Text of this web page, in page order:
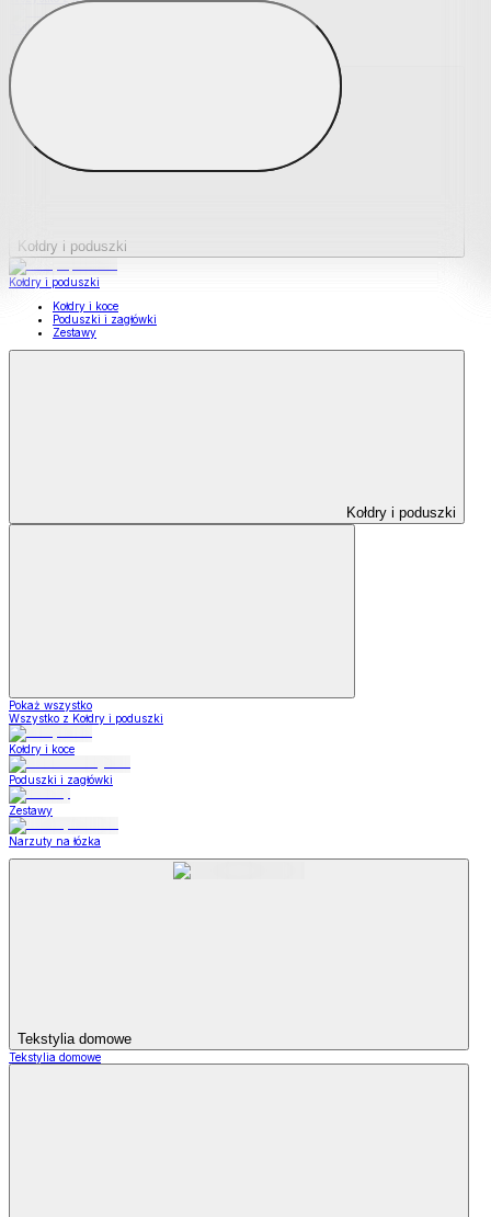
Podkładki na materace
Materace nawierzchniowe
Kołdry i poduszki
Kołdry i poduszki
Kołdry i koce
Poduszki i zagłówki
Zestawy
Kołdry i poduszki
Pokaż wszystko
Wszystko z Kołdry i poduszki
Kołdry i koce
Poduszki i zagłówki
Zestawy
Narzuty na łózka
Tekstylia domowe
Tekstylia domowe